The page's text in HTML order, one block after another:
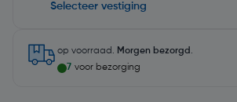
Selecteer vestiging
op voorraad. Morgen bezorgd .
7 voor bezorging